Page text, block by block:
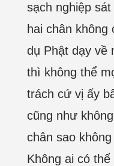
sạch nghiệp
hai chân
dụ Phật dạy về
thì không thể
trách cứ vị ấy
cũng như
chân sao
Không ai có